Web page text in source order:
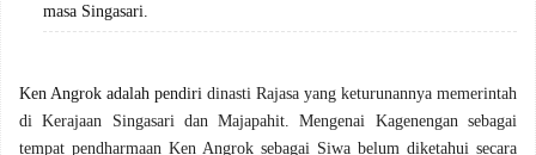
masa Singasari.
Ken Angrok adalah pendiri dinasti Rajasa yang keturunannya memerintah
di Kerajaan Singasari dan Majapahit. Mengenai Kagenengan sebagai
tempat pendharmaan Ken Angrok sebagai Siwa belum diketahui secara